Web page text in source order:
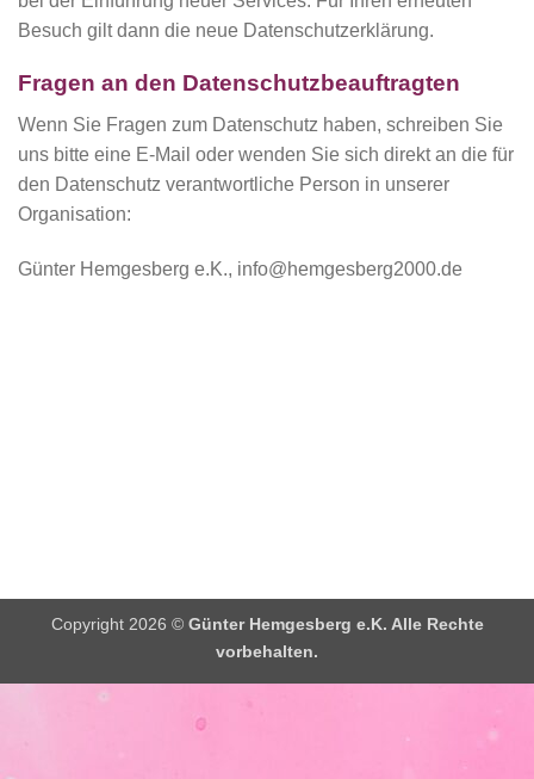
Besuch gilt dann die neue Datenschutzerklärung.
Fragen an den Datenschutzbeauftragten
Wenn Sie Fragen zum Datenschutz haben, schreiben Sie
uns bitte eine E-Mail oder wenden Sie sich direkt an die für
den Datenschutz verantwortliche Person in unserer
Organisation:
Günter Hemgesberg e.K., info@hemgesberg2000.de
Copyright 2026 © Günter Hemgesberg e.K. Alle Rechte
vorbehalten.